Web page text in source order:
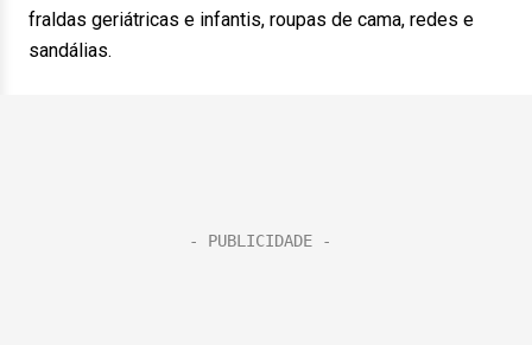
fraldas geriátricas e infantis, roupas de cama, redes e
sandálias.